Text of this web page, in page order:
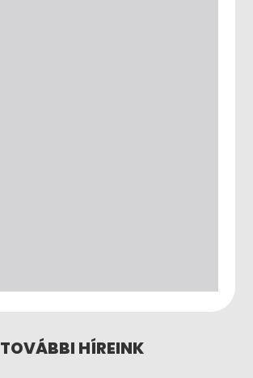
TOVÁBBI HÍREINK